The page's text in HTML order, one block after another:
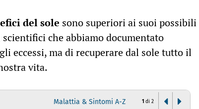
del sole sono superiori ai suoi possibili
che abbiamo documentato
eccessi, ma di recuperare dal sole tutto il
vita.
Malattia & Sintomi A-Z 1 di 2